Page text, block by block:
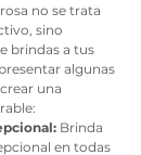
no se trata
sino
brindas a tus
algunas
una
Brinda
en todas